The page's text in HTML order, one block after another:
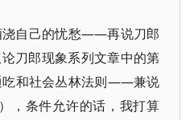
浇自己的忧愁——再说刀郎
刀郎现象系列文章中的第
吃和社会丛林法则——兼说
，条件允许的话，我打算